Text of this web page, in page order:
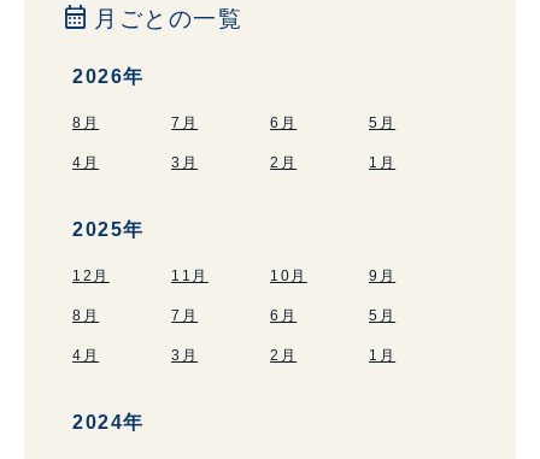
calendar_month 月ごとの一覧
2026年
8月 7月 6月 5月
4月 3月 2月 1月
2025年
12月 11月 10月 9月
8月 7月 6月 5月
4月 3月 2月 1月
2024年